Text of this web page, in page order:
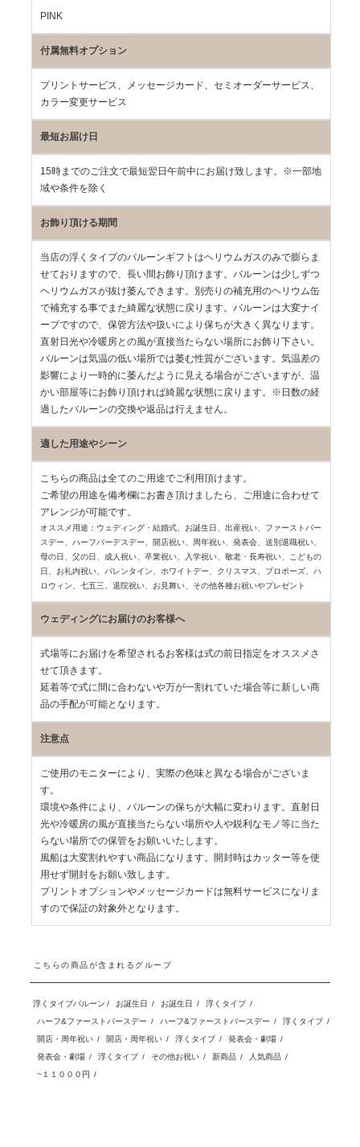
PINK
付属無料オプション
プリントサービス、メッセージカード、セミオーダーサービス、
カラー変更サービス
最短お届け日
15時までのご注文で最短翌日午前中にお届け致します。※一部地
域や条件を除く
お飾り頂ける期間
当店の浮くタイプのバルーンギフトはヘリウムガスのみで膨らま
せておりますので、長い間お飾り頂けます。バルーンは少しずつ
ヘリウムガスが抜け萎んできます。別売りの補充用のヘリウム缶
で補充する事でまた綺麗な状態に戻ります。バルーンは大変ナイ
ーブですので、保管方法や扱いにより保ちが大きく異なります。
直射日光や冷暖房との風が直接当たらない場所にお飾り下さい。
バルーンは気温の低い場所では萎む性質がございます。気温差の
影響により一時的に萎んだように見える場合がございますが、温
かい部屋等にお飾り頂ければ綺麗な状態に戻ります。※日数の経
過したバルーンの交換や返品は行えません。
適した用途やシーン
こちらの商品は全てのご用途でご利用頂けます。
ご希望の用途を備考欄にお書き頂けましたら、ご用途に合わせて
アレンジが可能です。
オススメ用途：ウェディング・結婚式、お誕生日、出産祝い、ファーストバー
スデー、ハーフバーデスデー、開店祝い、周年祝い、発表会、送別退職祝い、
母の日、父の日、 成人祝い、卒業祝い、入学祝い、敬老・長寿祝い、こどもの
日、お礼内祝い、 バレンタイン、ホワイトデー、クリスマス、プロポーズ、ハ
ロウィン、七五三、退院祝い、お見舞い、その他各種お祝いやプレゼント
ウェディングにお届けのお客様へ
式場等にお届けを希望されるお客様は式の前日指定をオススメさ
せて頂きます。
延着等で式に間に合わないや万が一割れていた場合等に新しい商
品の手配が可能となります。
注意点
ご使用のモニターにより、実際の色味と異なる場合がございま
す。
環境や条件により、バルーンの保ちが大幅に変わります。直射日
光や冷暖房の風が直接当たらない場所や人や鋭利なモノ等に当た
らない場所での保管をお願いいたします。
風船は大変割れやすい商品になります。開封時はカッター等を使
用せず開封をお願い致します。
プリントオプションやメッセージカードは無料サービスになりま
すので保証の対象外となります。
こちらの商品が含まれるグループ
浮くタイプバルーン / お誕生日 / お誕生日 / 浮くタイプ /
ハーフ&ファーストバースデー / ハーフ&ファーストバースデー / 浮くタイプ /
開店・周年祝い / 開店・周年祝い / 浮くタイプ / 発表会・劇場 /
発表会・劇場 / 浮くタイプ / その他お祝い / 新商品 / 人気商品 /
~１１０００円 /